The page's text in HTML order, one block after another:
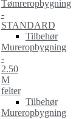
Tømreropbygning
-
STANDARD
Tilbehør
Mureropbygning
-
2.50
M
felter
Tilbehør
Mureropbygning